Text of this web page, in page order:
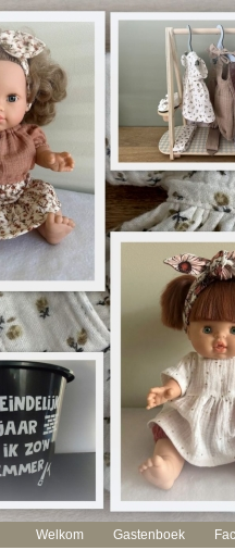
Welkom Gastenboek